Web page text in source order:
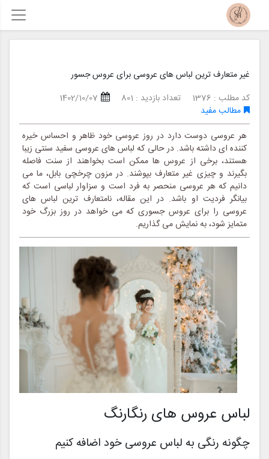
غیر متعارف ترین لباس های عروسی برای عروس جسور
کد مطلب : 1376
تعداد بازدید : 801
1402/10/07
مطالب مفید
هر عروسی دوست دارد در روز عروسی خود ظاهر و احساس خیره
کننده ای داشته باشد. در حالی که لباس های عروسی سفید سنتی زیبا
هستند، برخی از عروس ها ممکن است بخواهند از سنت فاصله
بگیرند و چیزی غیر متعارف بپوشند. در مزون چرخچی بابل، ما می
دانیم که هر عروسی منحصر به فرد است و سزاوار لباسی است که
بیانگر فردیت او باشد. در این مقاله، نامتعارف ترین لباس های
عروسی را برای عروس جسوری که می خواهد در روز بزرگ خود
متمایز شود، به نمایش می گذاریم.
لباس عروس های رنگارنگ
چگونه رنگی به لباس عروسی خود اضافه کنیم